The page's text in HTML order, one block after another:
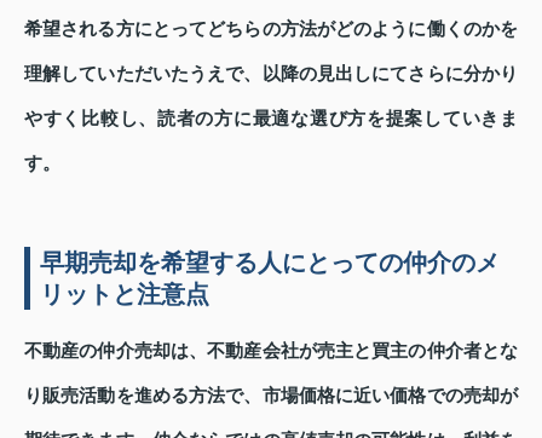
希望される方にとってどちらの方法がどのように働くのかを
理解していただいたうえで、以降の見出しにてさらに分かり
やすく比較し、読者の方に最適な選び方を提案していきま
す。
早期売却を希望する人にとっての仲介のメ
リットと注意点
不動産の仲介売却は、不動産会社が売主と買主の仲介者とな
り販売活動を進める方法で、市場価格に近い価格での売却が